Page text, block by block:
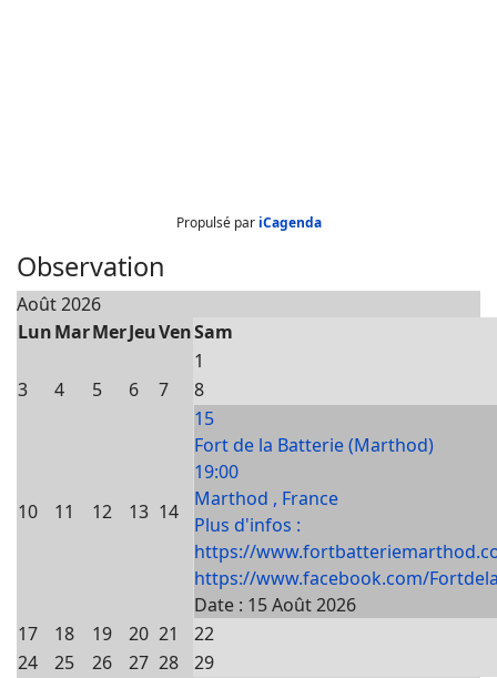
Propulsé par iCagenda
Observation
Août 2026
LunMarMerJeuVenSam
1
3
4 5 6 7 8
10 11 12 13 14
15
Fort de la Batterie (Marthod)
19:00
Marthod , France
Plus d'infos :
https://
https://www.facebook.com/
Date : 15 Août 2026
17
18 19 20 21
22
24
25 26 27 28
29